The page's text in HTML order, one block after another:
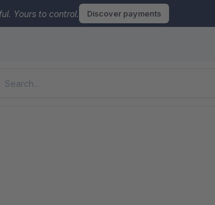
Yours to control. Discover payments